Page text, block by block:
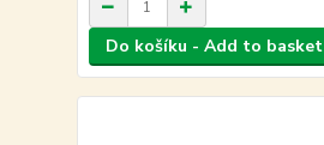
Do košíku - Add to basket